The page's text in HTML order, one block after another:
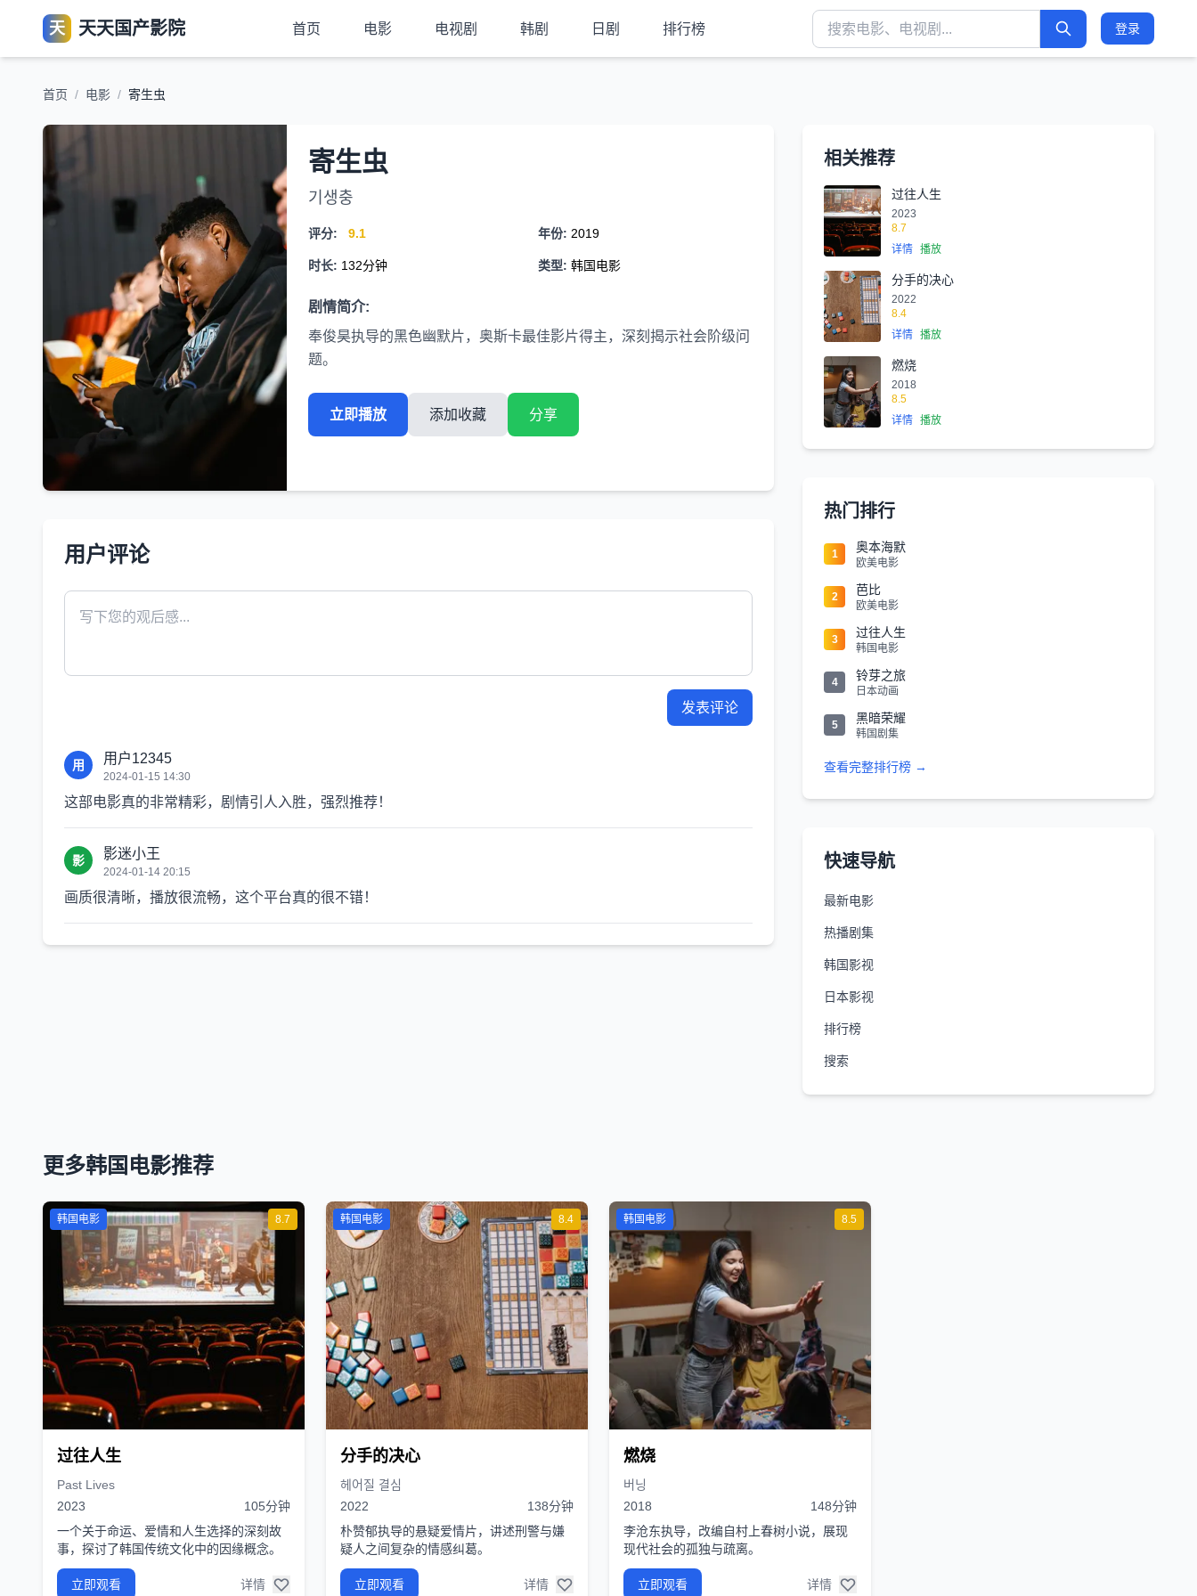
天 天天国产影院 首页 电影 电视剧 韩剧 日剧 排行榜 登录
首页 / 电影 / 寄生虫
寄生虫
기생충
评分: 9.1 年份: 2019
时长: 132分钟 类型: 韩国电影
剧情简介:
奉俊昊执导的黑色幽默片，奥斯卡最佳影片得主，深刻揭示社会阶级问
题。
立即播放 添加收藏 分享
用户评论
发表评论
用 用户12345
2024-01-15 14:30
这部电影真的非常精彩，剧情引人入胜，强烈推荐！
影 影迷小王
2024-01-14 20:15
画质很清晰，播放很流畅，这个平台真的很不错！
相关推荐
过往人生
2023
8.7
详情 播放
分手的决心
2022
8.4
详情 播放
燃烧
2018
8.5
详情 播放
热门排行
1 奥本海默
欧美电影
2 芭比
欧美电影
3 过往人生
韩国电影
4 铃芽之旅
日本动画
5 黑暗荣耀
韩国剧集
查看完整排行榜 →
快速导航
最新电影
热播剧集
韩国影视
日本影视
排行榜
搜索
更多韩国电影推荐
8.7
韩国电影
过往人生
Past Lives
2023
105分钟
一个关于命运、爱情和人生选择的深刻故
事，探讨了韩国传统文化中的因缘概念。
立即观看 详情
8.4
韩国电影
分手的决心
헤어질 결심
2022
138分钟
朴赞郁执导的悬疑爱情片，讲述刑警与嫌
疑人之间复杂的情感纠葛。
立即观看 详情
8.5
韩国电影
燃烧
버닝
2018
148分钟
李沧东执导，改编自村上春树小说，展现
现代社会的孤独与疏离。
立即观看 详情